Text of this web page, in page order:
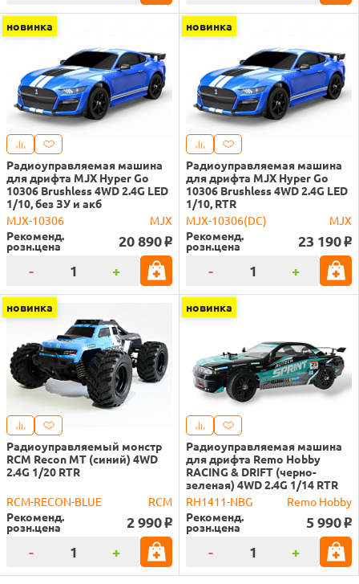
новинка
Радиоуправляемая машина
для дрифта MJX Hyper Go
10306 Brushless 4WD 2.4G LED
1/10, без ЗУ и акб
MJX-10306
MJX
Рекоменд.
розн.цена 20 890 o
- +
новинка
Радиоуправляемая машина
для дрифта MJX Hyper Go
10306 Brushless 4WD 2.4G LED
1/10, RTR
MJX-10306(DC)
MJX
Рекоменд.
розн.цена 23 190 o
- +
новинка
Радиоуправляемый монстр
RCM Recon MT (синий) 4WD
2.4G 1/20 RTR
RCM-RECON-BLUE
RCM
Рекоменд.
розн.цена 2 990 o
- +
новинка
Радиоуправляемая машина
для дрифта Remo Hobby
RACING & DRIFT (черно-
зеленая) 4WD 2.4G 1/14 RTR
RH1411-NBG
Remo Hobby
Рекоменд.
розн.цена 5 990 o
- +